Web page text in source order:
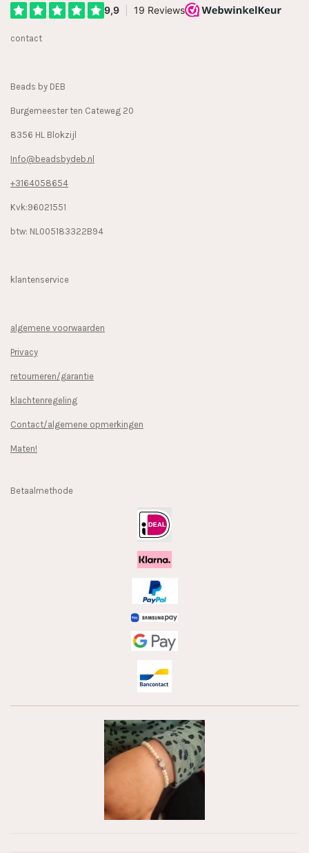
e
t
T
contact
Beads by DEB
Burgemeester ten Cateweg 20
8356 HL Blokzijl
Info@beadsbydeb.nl
+3164058654
Kvk:96021551
btw: NL005183322B94
klantenservice
algemene voorwaarden
Privacy
retourneren/garantie
klachtenregeling
Contact/algemene opmerkingen
Maten!
Betaalmethode